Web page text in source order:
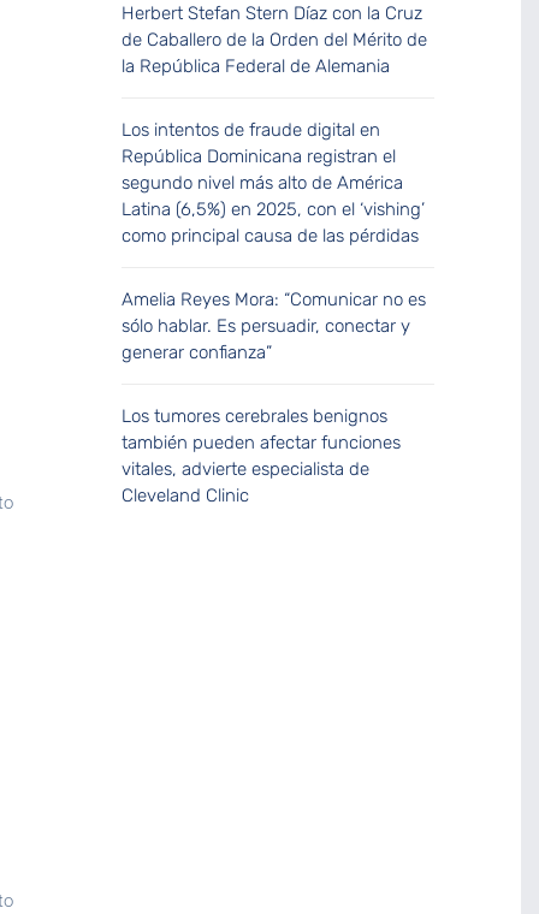
Herbert Stefan Stern Díaz con la Cruz
de Caballero de la Orden del Mérito de
la República Federal de Alemania
Los intentos de fraude digital en
República Dominicana registran el
segundo nivel más alto de América
Latina (6,5%) en 2025, con el ‘vishing’
como principal causa de las pérdidas
Amelia Reyes Mora: “Comunicar no es
sólo hablar. Es persuadir, conectar y
generar confianza”
Los tumores cerebrales benignos
también pueden afectar funciones
vitales, advierte especialista de
Cleveland Clinic